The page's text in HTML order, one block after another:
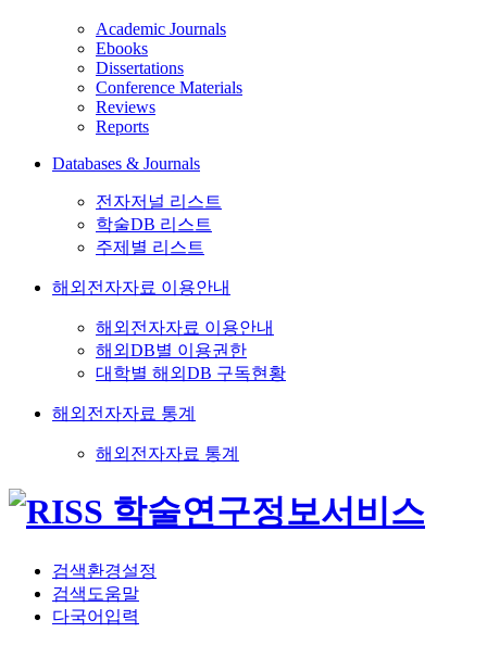
Academic Journals
Ebooks
Dissertations
Conference Materials
Reviews
Reports
Databases & Journals
전자저널 리스트
학술DB 리스트
주제별 리스트
해외전자자료 이용안내
해외전자자료 이용안내
해외DB별 이용권한
대학별 해외DB 구독현황
해외전자자료 통계
해외전자자료 통계
검색환경설정
검색도움말
다국어입력